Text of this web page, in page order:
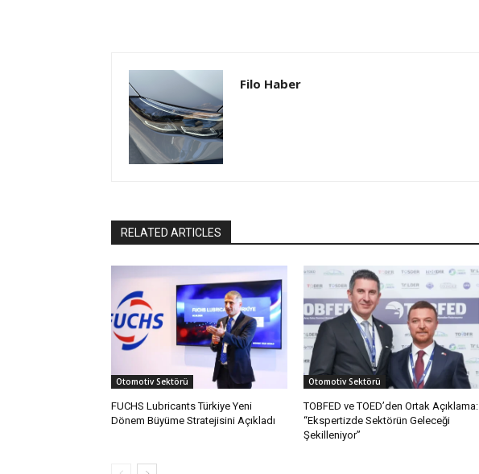
Filo Haber
RELATED ARTICLES
Otomotiv Sektörü
FUCHS Lubricants Türkiye Yeni
Dönem Büyüme Stratejisini Açıkladı
Otomotiv Sektörü
TOBFED ve TOED’den Ortak Açıklama:
“Ekspertizde Sektörün Geleceği
Şekilleniyor”